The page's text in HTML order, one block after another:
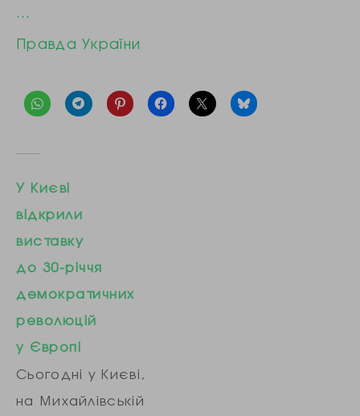
…
Правда України
У Києві
відкрили
виставку
до 30-річчя
демократичних
революцій
у Європі
Сьогодні у Києві,
на Михайлівській